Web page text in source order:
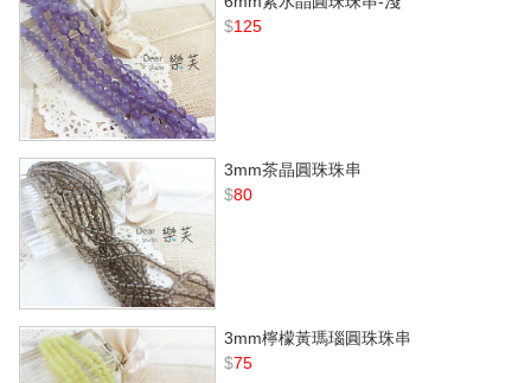
$125
3mm茶晶圓珠珠串
$80
3mm檸檬黃瑪瑙圓珠珠串
$75